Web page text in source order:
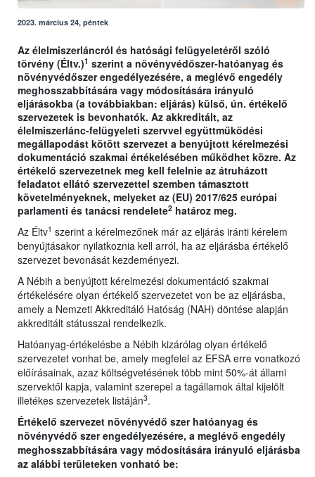
2023. március 24, péntek
Az élelmiszerláncról és hatósági felügyeletéről szóló
törvény (Éltv.)1 szerint a növényvédőszer-hatóanyag és
növényvédőszer engedélyezésére, a meglévő engedély
meghosszabbítására vagy módosítására irányuló
eljárásokba (a továbbiakban: eljárás) külső, ún. értékelő
szervezetek is bevonhatók. Az akkreditált, az
élelmiszerlánc-felügyeleti szervvel együttműködési
megállapodást kötött szervezet a benyújtott kérelmezési
dokumentáció szakmai értékelésében működhet közre. Az
értékelő szervezetnek meg kell felelnie az átruházott
feladatot ellátó szervezettel szemben támasztott
követelményeknek, melyeket az (EU) 2017/625 európai
parlamenti és tanácsi rendelete2 határoz meg.
Az Éltv1 szerint a kérelmezőnek már az eljárás iránti kérelem
benyújtásakor nyilatkoznia kell arról, ha az eljárásba értékelő
szervezet bevonását kezdeményezi.
A Nébih a benyújtott kérelmezési dokumentáció szakmai
értékelésére olyan értékelő szervezetet von be az eljárásba,
amely a Nemzeti Akkreditáló Hatóság (NAH) döntése alapján
akkreditált státusszal rendelkezik.
Hatóanyag-értékelésbe a Nébih kizárólag olyan értékelő
szervezetet vonhat be, amely megfelel az EFSA erre vonatkozó
előírásainak, azaz költségvetésének több mint 50%-át állami
szervektől kapja, valamint szerepel a tagállamok által kijelölt
illetékes szervezetek listáján3.
Értékelő szervezet növényvédő szer hatóanyag és
növényvédő szer engedélyezésére, a meglévő engedély
meghosszabbítására vagy módosítására irányuló eljárásba
az alábbi területeken vonható be: